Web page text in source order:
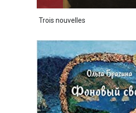
Trois nouvelles